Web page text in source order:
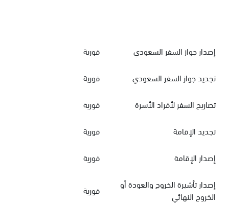
إصدار جواز السفر السعودي
فورية
تجديد جواز السفر السعودي
فورية
تصاريح السفر لأفراد الأسرة
فورية
تجديد الإقامة
فورية
إصدار الإقامة
فورية
إصدار تأشيرة الخروج والعودة أو
الخروج النهائي
فورية